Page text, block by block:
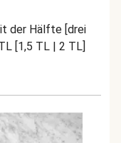
der Hälfte [drei
[1,5 TL | 2 TL]